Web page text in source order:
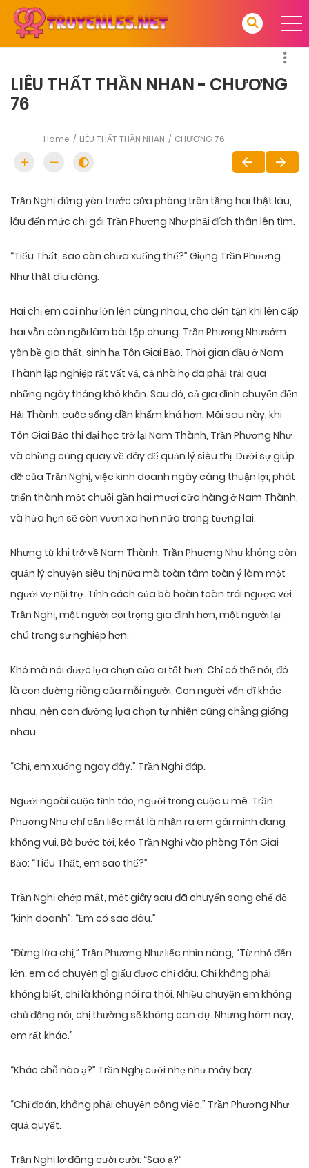
LIÊU THẤT THẦN NHAN - CHƯƠNG
76
Home LIÊU THẤT THẦN NHAN CHƯƠNG 76
Trần Nghị đứng yên trước cửa phòng trên tầng hai thật lâu,
lâu đến mức chị gái Trần Phương Như phải đích thân lên tìm.
“Tiểu Thất, sao còn chưa xuống thế?” Giọng Trần Phương
Như thật dịu dàng.
Hai chị em coi như lớn lên cùng nhau, cho đến tận khi lên cấp
hai vẫn còn ngồi làm bài tập chung. Trần Phương Nhưsớm
yên bề gia thất, sinh hạ Tôn Giai Bảo. Thời gian đầu ở Nam
Thành lập nghiệp rất vất vả, cả nhà họ đã phải trải qua
những ngày tháng khó khăn. Sau đó, cả gia đình chuyển đến
Hải Thành, cuộc sống dần khấm khá hơn. Mãi sau này, khi
Tôn Giai Bảo thi đại học trở lại Nam Thành, Trần Phương Như
và chồng cũng quay về đây để quản lý siêu thị. Dưới sự giúp
đỡ của Trần Nghị, việc kinh doanh ngày càng thuận lợi, phát
triển thành một chuỗi gần hai mươi cửa hàng ở Nam Thành,
và hứa hẹn sẽ còn vươn xa hơn nữa trong tương lai.
Nhưng từ khi trở về Nam Thành, Trần Phương Như không còn
quản lý chuyện siêu thị nữa mà toàn tâm toàn ý làm một
người vợ nội trợ. Tính cách của bà hoàn toàn trái ngược với
Trần Nghị, một người coi trọng gia đình hơn, một người lại
chú trọng sự nghiệp hơn.
Khó mà nói được lựa chọn của ai tốt hơn. Chỉ có thể nói, đó
là con đường riêng của mỗi người. Con người vốn dĩ khác
nhau, nên con đường lựa chọn tự nhiên cũng chẳng giống
nhau.
“Chị, em xuống ngay đây.” Trần Nghị đáp.
Người ngoài cuộc tỉnh táo, người trong cuộc u mê. Trần
Phương Như chỉ cần liếc mắt là nhận ra em gái mình đang
không vui. Bà bước tới, kéo Trần Nghị vào phòng Tôn Giai
Bảo: “Tiểu Thất, em sao thế?”
Trần Nghị chớp mắt, một giây sau đã chuyển sang chế độ
“kinh doanh”: “Em có sao đâu.”
“Đừng lừa chị,” Trần Phương Như liếc nhìn nàng, “Từ nhỏ đến
lớn, em có chuyện gì giấu được chị đâu. Chị không phải
không biết, chỉ là không nói ra thôi. Nhiều chuyện em không
chủ động nói, chị thường sẽ không can dự. Nhưng hôm nay,
em rất khác.”
“Khác chỗ nào ạ?” Trần Nghị cười nhẹ như mây bay.
“Chị đoán, không phải chuyện công việc.” Trần Phương Như
quả quyết.
Trần Nghị lơ đãng cười cười: “Sao ạ?”